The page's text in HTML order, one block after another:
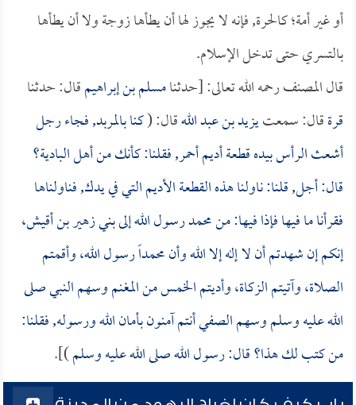
أو غير أمة؛ كالحرة, فإنه لا يجوز لها أن يطأها زوجة ولا أن يطأها
بالتسري حتى تدخل الإسلام.
قال المصنف رحمه الله تعالى: [حدثنامسلم بن إبراهيمقال: حدثنا
قرةقال: سمعتيزيد بن عبد اللهقال: (كنا بالمربد, فجاء رجل
أشعث الرأس بيده قطعة أديم أحمر, فقلنا: كأنك من أهل البادية؟
قال: أجل, قلنا: ناولنا هذه القطعة الأديم التي في يدك, فناولناها
فقرأنا ما فيها فإذا فيها: من محمد رسول الله إلى بني زهير بن أقيش،
إنكم إن شهدتم أن لا إله إلا الله وأن محمداً رسول الله، وأقمتم
الصلاة، وآتيتم الزكاة، وأديتم الخمس من المغنم وسهم النبي صلى
الله عليه وسلم وسهم الصفي أنتم آمنون بأمان الله ورسوله, فقلنا:
من كتب لك هذا؟ قال: رسول الله صلى الله عليه وسلم)].